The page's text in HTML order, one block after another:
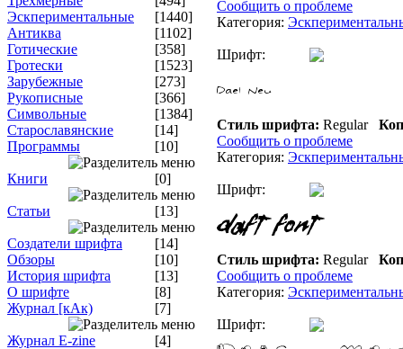
Эскпериментальные
[1440]
Антиква
[1102]
Готические
[358]
Гротески
[1523]
Зарубежные
[273]
Рукописные
[366]
Символьные
[1384]
Старославянские
[14]
Программы
[10]
Книги [0]
Статьи [13]
Создатели шрифта
[14]
Обзоры
[10]
История шрифта
[13]
О шрифте
[8]
Журнал [кАк)
[7]
Журнал E-zine [4]
Сообщить о проблеме
Категория:
Шрифт:
Стиль шрифта: Regular
Сообщить о проблеме
Категория:
Шрифт:
Стиль шрифта: Regular
Сообщить о проблеме
Категория:
Шрифт: